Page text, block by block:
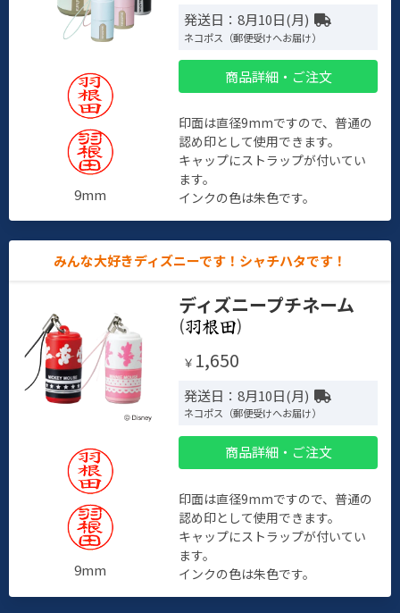
9mm
発送日：8月10日(月)
ネコポス（郵便受けへお届け）
商品詳細・ご注文
印面は直径9mmですので、普通の
認め印として使用できます。
キャップにストラップが付いてい
ます。
インクの色は朱色です。
みんな大好きディズニーです！シャチハタです！
9mm
ディズニープチネーム
( )
￥ 1,650
発送日：8月10日(月)
ネコポス（郵便受けへお届け）
商品詳細・ご注文
印面は直径9mmですので、普通の
認め印として使用できます。
キャップにストラップが付いてい
ます。
インクの色は朱色です。